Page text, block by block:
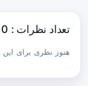
تعداد نظرات : 0
هنوز نظری برای